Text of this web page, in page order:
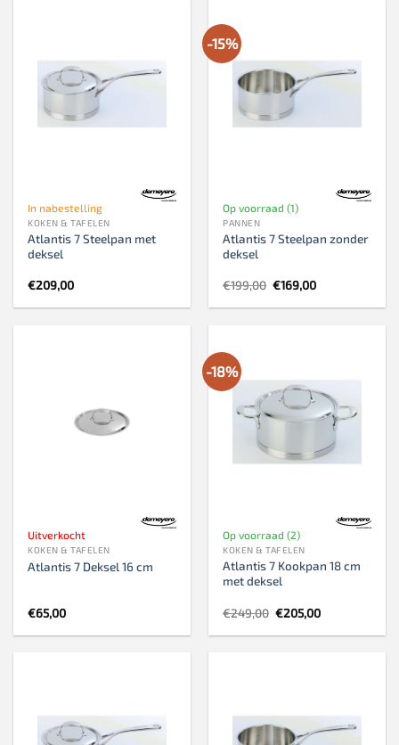
In nabestelling
KOKEN & TAFELEN
Atlantis 7 Steelpan met
deksel
€209,00
-15%
Op voorraad (1)
PANNEN
Atlantis 7 Steelpan zonder
deksel
€199,00 Oorspronkelijke
prijs
was:
€169,00Huidige
is:
Uitverkocht
KOKEN & TAFELEN
Atlantis 7 Deksel 16 cm
€65,00
-18%
Op voorraad (2)
KOKEN & TAFELEN
Atlantis 7 Kookpan 18 cm
met deksel
€249,00 Oorspronkelijke
prijs
was:
€205,00Huidige
is: